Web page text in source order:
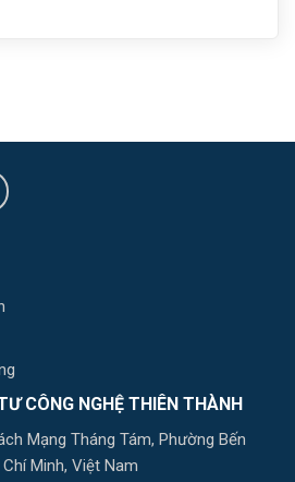
CÔNG NGHỆ THIÊN THÀNH
Mạng Tháng Tám, Phường Bến
Minh, Việt Nam